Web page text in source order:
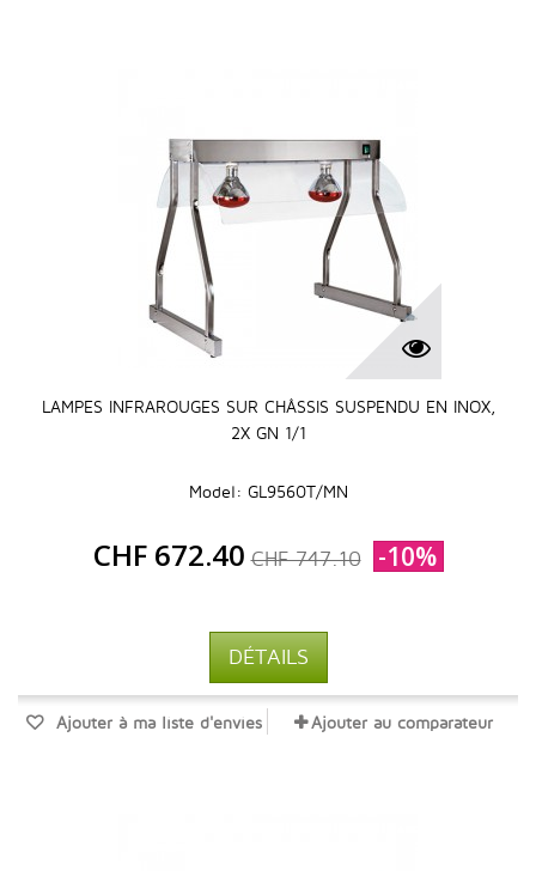
LAMPES INFRAROUGES SUR CHÂSSIS SUSPENDU EN INOX,
2X GN 1/1
Model: GL9560T/MN
CHF 672.40 CHF 747.10 -10%
DÉTAILS
Ajouter à ma liste d'envies Ajouter au comparateur